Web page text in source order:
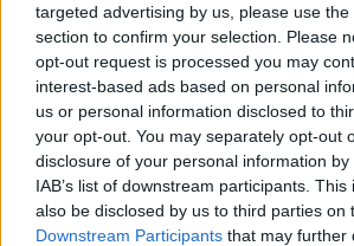
targeted advertising by us, please use
section to confirm your selection. Please
opt-out request is processed you may
interest-based ads based on personal
us or personal information disclosed to
your opt-out. You may separately opt-out
disclosure of your personal information
IAB’s list of downstream participants.
also be disclosed by us to third parties on
Downstream Participants that may further
Οι χώρες του Βορρά θεωρούν ότι
λάθος μήνυμα, καθώς η Ευρώπη
περισσότερα χρήματα για την
βιομηχανική ισχύ, την άμυνα και
ανταγωνιστικότητα.
Ο Ολλανδός υπουργός
και σε αυτό το σημείο, λέγοντας